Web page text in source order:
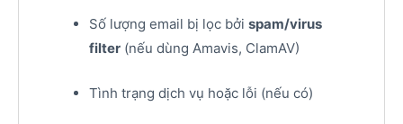
Số lượng email bị lọc bởi spam/virus
filter(nếu dùng Amavis, ClamAV)
Tình trạng dịch vụ hoặc lỗi (nếu có)